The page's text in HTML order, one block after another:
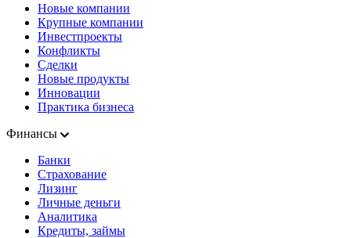
Новые компании
Крупные компании
Инвестпроекты
Конфликты
Сделки
Новые продукты
Инновации
Практика бизнеса
Финансы
Банки
Страхование
Лизинг
Личные деньги
Аналитика
Кредиты, займы